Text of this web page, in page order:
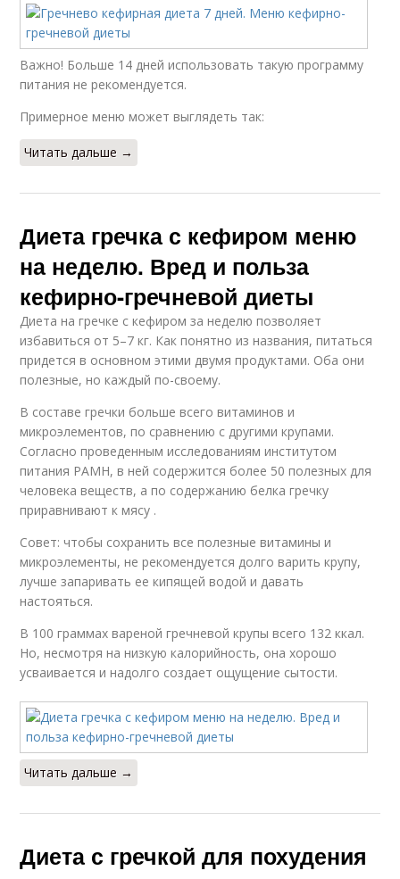
Важно! Больше 14 дней использовать такую программу
питания не рекомендуется.
Примерное меню может выглядеть так:
Читать дальше →
Диета гречка с кефиром меню
на неделю. Вред и польза
кефирно-гречневой диеты
Диета на гречке с кефиром за неделю позволяет
избавиться от 5–7 кг. Как понятно из названия, питаться
придется в основном этими двумя продуктами. Оба они
полезные, но каждый по-своему.
В составе гречки больше всего витаминов и
микроэлементов, по сравнению с другими крупами.
Согласно проведенным исследованиям институтом
питания РАМН, в ней содержится более 50 полезных для
человека веществ, а по содержанию белка гречку
приравнивают к мясу .
Совет: чтобы сохранить все полезные витамины и
микроэлементы, не рекомендуется долго варить крупу,
лучше запаривать ее кипящей водой и давать
настояться.
В 100 граммах вареной гречневой крупы всего 132 ккал.
Но, несмотря на низкую калорийность, она хорошо
усваивается и надолго создает ощущение сытости.
Читать дальше →
Диета с гречкой для похудения